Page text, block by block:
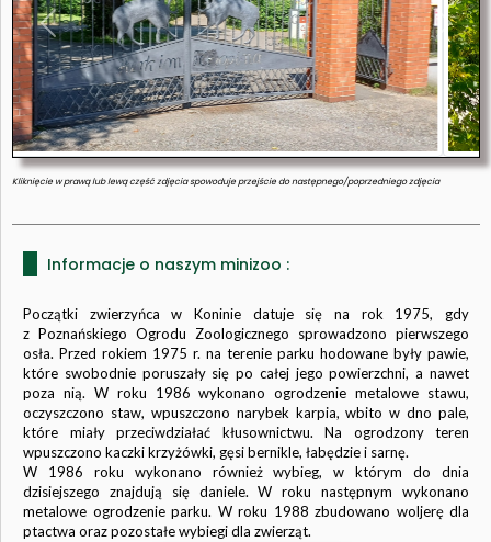
Poprzedni
Kliknięcie w prawą lub lewą część zdjęcia spowoduje przejście do następnego/poprzedniego zdjęcia
Informacje o naszym minizoo :
Początki zwierzyńca w Koninie datuje się na rok 1975, gdy
z Poznańskiego Ogrodu Zoologicznego sprowadzono pierwszego
osła. Przed rokiem 1975 r. na terenie parku hodowane były pawie,
które swobodnie poruszały się po całej jego powierzchni, a nawet
poza nią. W roku 1986 wykonano ogrodzenie metalowe stawu,
oczyszczono staw, wpuszczono narybek karpia, wbito w dno pale,
które miały przeciwdziałać kłusownictwu. Na ogrodzony teren
wpuszczono kaczki krzyżówki, gęsi bernikle, łabędzie i sarnę.
W 1986 roku wykonano również wybieg, w którym do dnia
dzisiejszego znajdują się daniele. W roku następnym wykonano
metalowe ogrodzenie parku. W roku 1988 zbudowano woljerę dla
ptactwa oraz pozostałe wybiegi dla zwierząt.